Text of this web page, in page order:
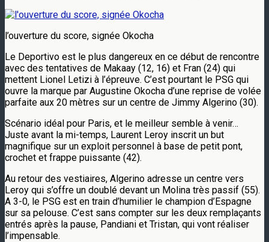
l’ouverture du score, signée Okocha
Le Deportivo est le plus dangereux en ce début de rencontre
avec des tentatives de Makaay (12, 16) et Fran (24) qui
mettent Lionel Letizi à l’épreuve. C’est pourtant le PSG qui
ouvre la marque par Augustine Okocha d’une reprise de volée
parfaite aux 20 mètres sur un centre de Jimmy Algerino (30).
Scénario idéal pour Paris, et le meilleur semble à venir…
Juste avant la mi-temps, Laurent Leroy inscrit un but
magnifique sur un exploit personnel à base de petit pont,
crochet et frappe puissante (42).
Au retour des vestiaires, Algerino adresse un centre vers
Leroy qui s’offre un doublé devant un Molina très passif (55).
A 3-0, le PSG est en train d’humilier le champion d’Espagne
sur sa pelouse. C’est sans compter sur les deux remplaçants
entrés après la pause, Pandiani et Tristan, qui vont réaliser
l’impensable.